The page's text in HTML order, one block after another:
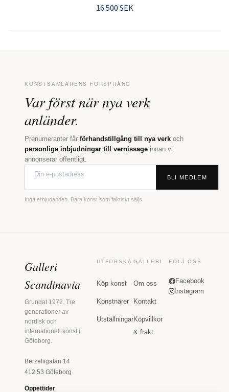
16 500 SEK
KONSTSAMLARENS FÖRSPRÅNG
Var först när nya verk
anländer.
Prenumeranter får förhandstillgång till nya verk och
personliga inbjudningar till vernissage innan vi
annonserar offentligt.
BLI MEDLEM
Inga erbjudanden. Bara konst som faktiskt säljs.
Galleri
Scandinavia
Grundat 1972. Tre
generationer av
nordisk och
internationell konst i
Göteborg.
Berzeliigatan 14
412 53 Göteborg
Öppettider
UTFORSKA
Köp konst
Konstnärer
Utställningar
GALLERI
Om oss
Kontakt
Köpvillkor
& frakt
FÖLJ OSS
Facebook
Instagram